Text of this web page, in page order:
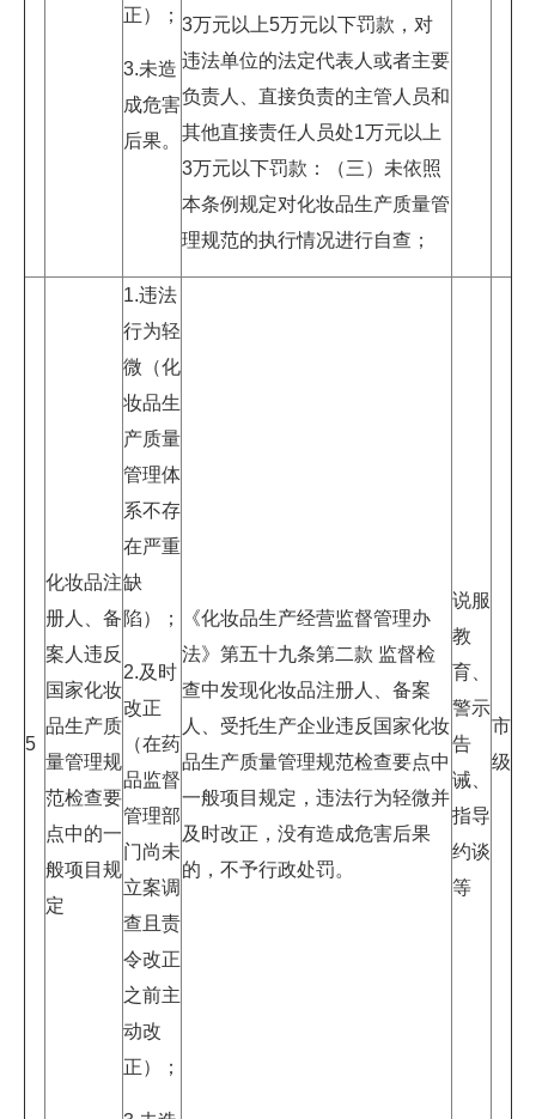
正）；
3.未造
成危害
后果。
3万元以上5万元以下罚款，对
违法单位的法定代表人或者主要
负责人、直接负责的主管人员和
其他直接责任人员处1万元以上
3万元以下罚款：（三）未依照
本条例规定对化妆品生产质量管
理规范的执行情况进行自查；
5
化妆品注
册人、备
案人违反
国家化妆
品生产质
量管理规
范检查要
点中的一
般项目规
定
1.违法
行为轻
微（化
妆品生
产质量
管理体
系不存
在严重
缺
陷）；
2.及时
改正
（在药
品监督
管理部
门尚未
立案调
查且责
令改正
之前主
动改
正）；
《化妆品生产经营监督管理办
法》第五十九条第二款 监督检
查中发现化妆品注册人、备案
人、受托生产企业违反国家化妆
品生产质量管理规范检查要点中
一般项目规定，违法行为轻微并
及时改正，没有造成危害后果
的，不予行政处罚。
说服
教
育、
警示
告
诫、
指导
约谈
等
市
级